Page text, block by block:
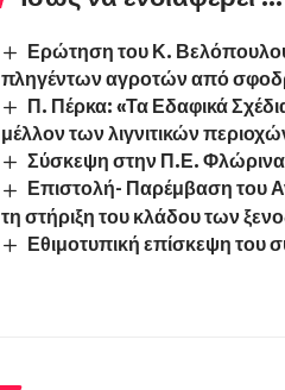
Ερώτηση του Κ.
πληγέντων αγροτών από
Π. Πέρκα: «Τα Εδαφικά
μέλλον των λιγνιτικών
Σύσκεψη στην Π.Ε.
Επιστολή- Παρέμβαση του
τη στήριξη του κλάδου των
Εθιμοτυπική επίσκεψη του